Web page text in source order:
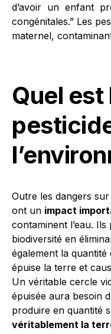
d’avoir un enfant
congénitales.” Les
maternel,
Quel est
Outre les dangers
ont un impact
contaminent l’eau.
biodiversité en
également la
épuise la terre et
Un véritable cercle
épuisée aura besoin
produire en quantité
véritablement la